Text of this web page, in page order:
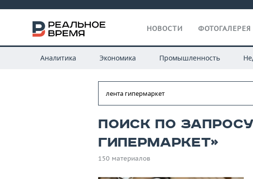
НОВОСТИ ФОТОГАЛЕРЕЯ
Аналитика Экономика Промышленность
Поиск по
гипермаркет»
150 материалов